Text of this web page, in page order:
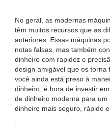
No geral, as modernas
têm muitos recursos que as
anteriores. Essas máquinas
notas falsas, mas também
dinheiro com rapidez e
design amigável que os torna
você ainda está preso à
dinheiro, é hora de investir
de dinheiro moderna para
dinheiro mais seguro, rápido e